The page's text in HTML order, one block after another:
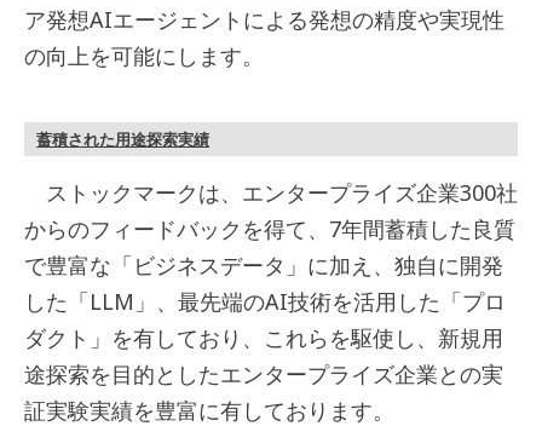
ア発想AIエージェントによる発想の精度や実現性
の向上を可能にします。
蓄積された用途探索実績
ストックマークは、エンタープライズ企業300社
からのフィードバックを得て、7年間蓄積した良質
で豊富な「ビジネスデータ」に加え、独自に開発
した「LLM」、最先端のAI技術を活用した「プロ
ダクト」を有しており、これらを駆使し、新規用
途探索を目的としたエンタープライズ企業との実
証実験実績を豊富に有しております。